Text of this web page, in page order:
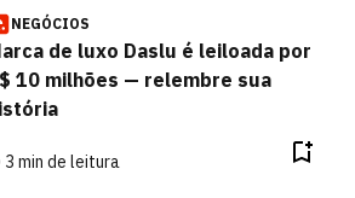
NEGÓCIOS
de luxo Daslu é leiloada por
10 milhões — relembre sua
3 min de leitura